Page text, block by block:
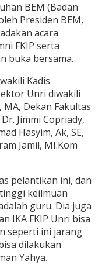
BEM (Badan
Presiden BEM,
acara
FKIP serta
buka bersama.
Kadis
Unri diwakili
Dekan Fakultas
Jimmi Copriady,
Hasyim, Ak, SE,
Jamil, MI.Kom
pelantikan ini, dan
keilmuan
guru. Dia juga
IKA FKIP Unri bisa
seperti ini jarang
dilakukan
Yahya.